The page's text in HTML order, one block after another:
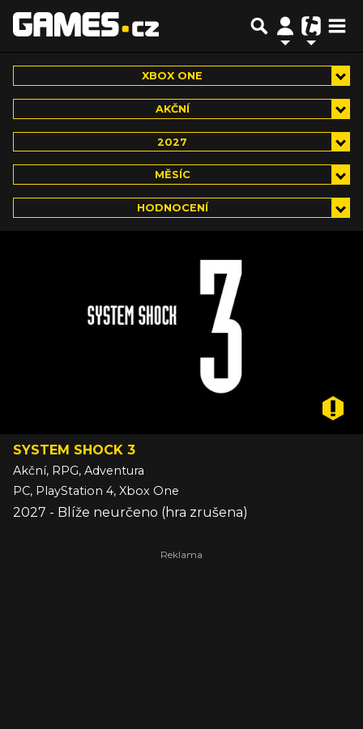
XBOX ONE
AKČNÍ
2027
MĚSÍC
HODNOCENÍ
SYSTEM SHOCK 3
Akční, RPG, Adventura
PC, PlayStation 4, Xbox One
2027 - Blíže neurčeno (hra zrušena)